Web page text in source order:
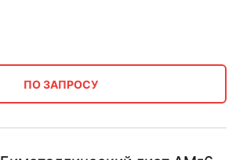
ПО ЗАПРОСУ